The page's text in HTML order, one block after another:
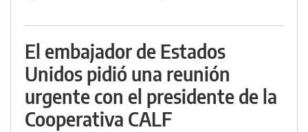
El embajador de Estados
Unidos pidió una reunión
urgente con el presidente de la
Cooperativa CALF